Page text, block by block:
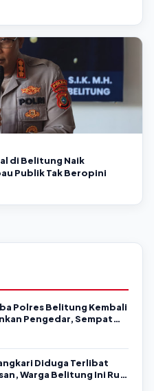
di Belitung Naik
Publik Tak Beropini
Polres Belitung Kembali
Pengedar, Sempat
Diduga Terlibat
Warga Belitung Ini Rugi